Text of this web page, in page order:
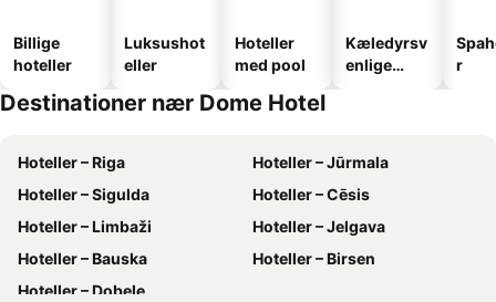
Billige
hoteller
Luksushot
eller
Hoteller
med pool
Kæledyrsv
enlige
r
Destinationer nær Dome Hotel
Hoteller – Riga
Hoteller – Jūrmala
Hoteller – Sigulda
Hoteller – Cēsis
Hoteller – Limbaži
Hoteller – Jelgava
Hoteller – Bauska
Hoteller – Birsen
Hoteller – Dobele